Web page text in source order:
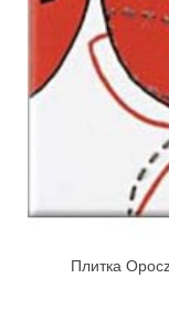
Плитка